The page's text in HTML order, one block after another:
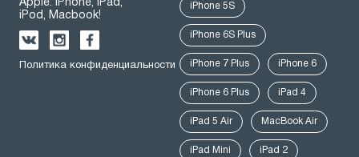
Apple: iPhone, iPad,
iPod, Macbook!
Политика конфиденциальности
iPhone 5S
iPhone 6S Plus
iPhone 7 Plus iPhone 6
iPhone 6 Plus iPad 4
iPad 5 Air MacBook Air
iPad Mini iPad 2